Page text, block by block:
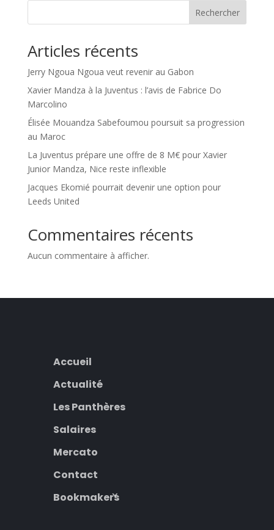
Rechercher
Articles récents
Jerry Ngoua Ngoua veut revenir au Gabon
Xavier Mandza à la Juventus : l’avis de Fabrice Do
Marcolino
Élisée Mouandza Sabefoumou poursuit sa progression
au Maroc
La Juventus prépare une offre de 8 M€ pour Xavier
Junior Mandza, Nice reste inflexible
Jacques Ekomié pourrait devenir une option pour
Leeds United
Commentaires récents
Aucun commentaire à afficher.
Accueil
Actualité
Les Panthères
Salaires
Mercato
Contact
Bookmakers